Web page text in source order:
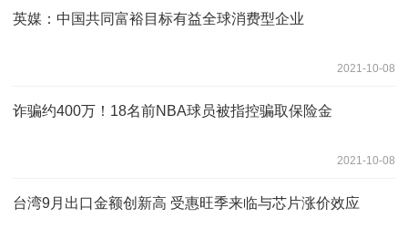
英媒：中国共同富裕目标有益全球消费型企业
2021-10-08
诈骗约400万！18名前NBA球员被指控骗取保险金
2021-10-08
台湾9月出口金额创新高 受惠旺季来临与芯片涨价效应